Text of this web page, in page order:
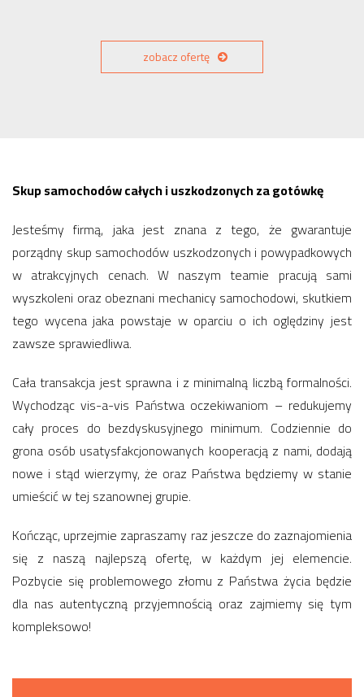
zobacz ofertę
Skup samochodów całych i uszkodzonych za gotówkę
Jesteśmy firmą, jaka jest znana z tego, że gwarantuje
porządny skup samochodów uszkodzonych i powypadkowych
w atrakcyjnych cenach. W naszym teamie pracują sami
wyszkoleni oraz obeznani mechanicy samochodowi, skutkiem
tego wycena jaka powstaje w oparciu o ich oględziny jest
zawsze sprawiedliwa.
Cała transakcja jest sprawna i z minimalną liczbą formalności.
Wychodząc vis-a-vis Państwa oczekiwaniom – redukujemy
cały proces do bezdyskusyjnego minimum. Codziennie do
grona osób usatysfakcjonowanych kooperacją z nami, dodają
nowe i stąd wierzymy, że oraz Państwa będziemy w stanie
umieścić w tej szanownej grupie.
Kończąc, uprzejmie zapraszamy raz jeszcze do zaznajomienia
się z naszą najlepszą ofertę, w każdym jej elemencie.
Pozbycie się problemowego złomu z Państwa życia będzie
dla nas autentyczną przyjemnością oraz zajmiemy się tym
kompleksowo!